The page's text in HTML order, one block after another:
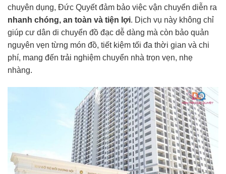
chuyên dụng, Đức Quyết đảm bảo việc vận chuyển diễn ra
nhanh chóng, an toàn và tiện lợi. Dịch vụ này không chỉ
giúp cư dân di chuyển đồ đạc dễ dàng mà còn bảo quản
nguyên vẹn từng món đồ, tiết kiệm tối đa thời gian và chi
phí, mang đến trải nghiệm chuyển nhà trọn vẹn, nhẹ
nhàng.